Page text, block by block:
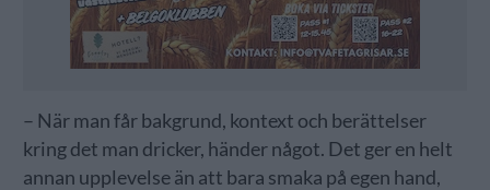
– När man får bakgrund, kontext och berättelser
kring det man dricker, händer något. Det ger en helt
annan upplevelse än att bara smaka på egen hand,